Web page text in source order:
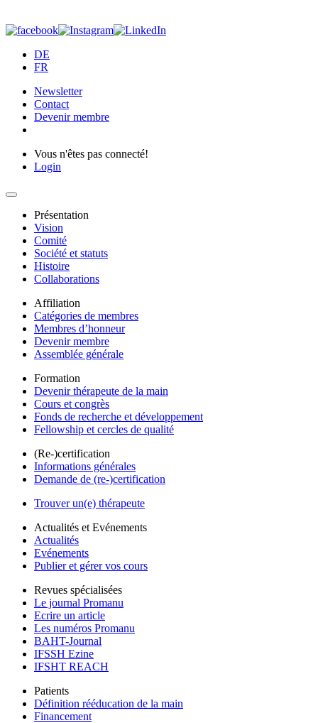
DE
FR
Newsletter
Contact
Devenir membre
Vous n'êtes pas connecté!
Login
Présentation
Vision
Comité
Société et statuts
Histoire
Collaborations
Affiliation
Catégories de membres
Membres d’honneur
Devenir membre
Assemblée générale
Formation
Devenir thérapeute de la main
Cours et congrès
Fonds de recherche et développement
Fellowship et cercles de qualité
(Re-)certification
Informations générales
Demande de (re-)certification
Trouver un(e) thérapeute
Actualités et Evénements
Actualités
Evénements
Publier et gérer vos cours
Revues spécialisées
Le journal Promanu
Ecrire un article
Les numéros Promanu
BAHT-Journal
IFSSH Ezine
IFSHT REACH
Patients
Définition rééducation de la main
Financement